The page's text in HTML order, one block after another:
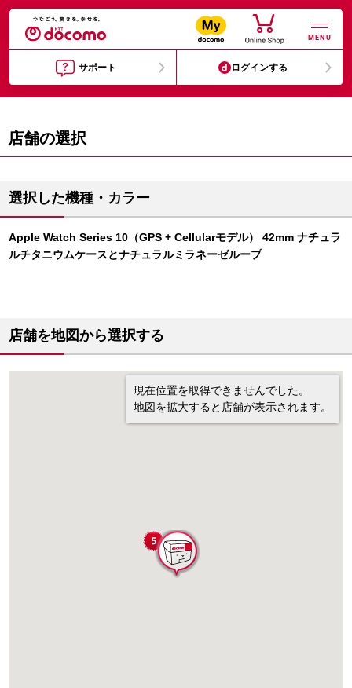
MENU
サポート ログインする
店舗の選択
選択した機種・カラー
Apple Watch Series 10（GPS + Cellularモデル） 42mm ナチュラ
ルチタニウムケースとナチュラルミラネーゼループ
店舗を地図から選択する
現在位置を取得できませんでした。
地図を拡大すると店舗が表示されます。